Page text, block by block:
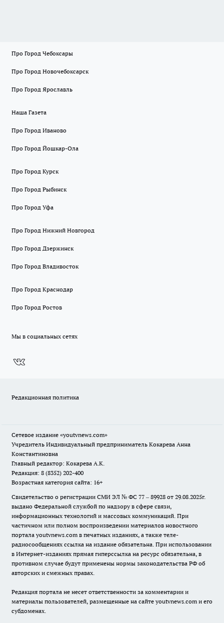
Про Город Чебоксары
Про Город Новочебоксарск
Про Город Ярославль
Наша Газета
Про Город Иваново
Про Город Йошкар-Ола
Про Город Курск
Про Город Рыбинск
Про Город Уфа
Про Город Нижний Новгород
Про Город Дзержинск
Про Город Владивосток
Про Город Краснодар
Про Город Ростов
Мы в социальных сетях
Редакционная политика
Сетевое издание «youtvnews.com»
Учредитель Индивидуальный предприниматель Кокарева Анна
Константиновна
Главный редактор: Кокарева А.К.
Редакция: 8 (8352) 202-400
Возрастная категория сайта: 16+
Свидетельство о регистрации СМИ ЭЛ № ФС 77 – 89928 от 29.08.2025г.
выдано Федеральной службой по надзору в сфере связи,
информационных технологий и массовых коммуникаций. При
частичном или полном воспроизведении материалов новостного
портала youtvnews.com в печатных изданиях, а также теле-
радиосообщениях ссылка на издание обязательна. При использовании
в Интернет-изданиях прямая гиперссылка на ресурс обязательна, в
противном случае будут применены нормы законодательства РФ об
авторских и смежных правах.
Редакция портала не несет ответственности за комментарии и
материалы пользователей, размещенные на сайте youtvnews.com и его
субдоменах.